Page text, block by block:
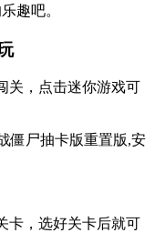
趣吧。
关，点击迷你游戏可
卡，选好关卡后就可